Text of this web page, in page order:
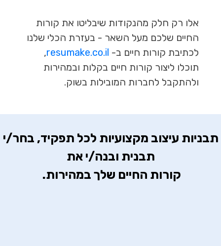
אלו רק חלק מהנקודות שיבליטו את קורות
החיים שלכם מעל השאר - בעזרת הכלי שלנו
לכתיבת קורות חיים ב-
,
תוכלו ליצור קורות חיים בקלות ובמהירות
ולהתקבל לחברות המובילות בשוק.
תבניות עיצוב מקצועיות לכל תפקיד, בחר/י
קורות החיים שלך במהירות.